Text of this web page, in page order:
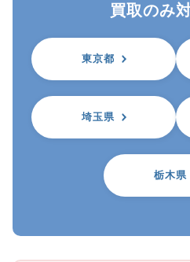
買取のみ
東京都
埼玉県
栃木県